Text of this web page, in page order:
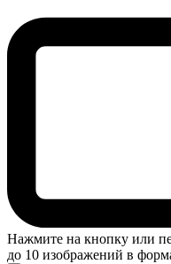
Нажмите на кнопку или
до 10 изображений в